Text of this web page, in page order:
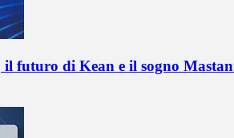
futuro di Kean e il sogno